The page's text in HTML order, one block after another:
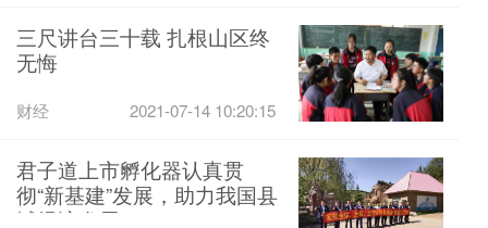
三尺讲台三十载 扎根山区终
无悔
财经 2021-07-14 10:20:15
君子道上市孵化器认真贯
彻“新基建”发展，助力我国县
域经济发展